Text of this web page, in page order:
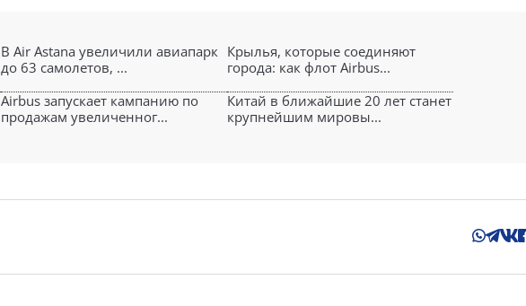
В Air Astana увеличили авиапарк
до 63 самолетов, ...
Крылья, которые соединяют
города: как флот Airbus...
Airbus запускает кампанию по
продажам увеличенног...
Китай в ближайшие 20 лет станет
крупнейшим мировы...